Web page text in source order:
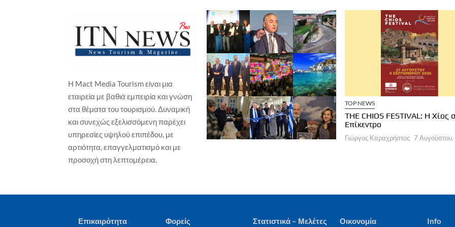
Η Mact Media Tourism είναι μια
εταιρεία με βαθιά εμπειρία και γνώση
στα θέματα του τουρισμού. Δυναμική
και συνεχώς εξελισσόμενη παρέχει
υπηρεσίες υψηλού επιπέδου, με
αρτιότητα, επαγγελματισμό και με
προσοχή στη λεπτομέρεια.
ΕΠΙΧΕΙΡΗΣΕΙΣ ΞΕΝΟΔΟΧΕΙΑ
Wyndham Hotels & Resorts – Νέο
TRYP by Wyndham στη Χάγη, σε
ιστορικό παραθαλάσσιο
ξενοδοχείο
Γιώργος Καραχρήστος 7 Αυγούστου, 2026
ΕΠΙΧΕΙΡΗΣΕΙΣ ΞΕΝΟΔΟΧΕΙΑ
Isla Brown Corinthia: Αποδράσεις &
Γαστρονομία
Γιώργος Καραχρήστος 7 Αυγούστου, 2026
TOP NEWS
THE CHIOS FESTIVAL: Η Χίος
Επίκεντρο
Γιώργος Καραχρήστος 7
Επικαιρότητα Φορείς Στατιστικά – Μελέτες Οικονομία Info